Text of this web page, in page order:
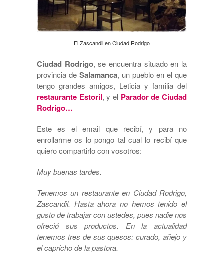
El Zascandil en Ciudad Rodrigo
Ciudad Rodrigo, se encuentra situado en la
provincia de Salamanca, un pueblo en el que
tengo grandes amigos, Leticia y familia del
restaurante Estoril, y el Parador de Ciudad
Rodrigo…
Este es el email que recibí, y para no
enrollarme os lo pongo tal cual lo recibí que
quiero compartirlo con vosotros:
Muy buenas tardes.
Tenemos un restaurante en Ciudad Rodrigo,
Zascandil. Hasta ahora no hemos tenido el
gusto de trabajar con ustedes, pues nadie nos
ofreció sus productos. En la actualidad
tenemos tres de sus quesos: curado, añejo y
el capricho de la pastora.